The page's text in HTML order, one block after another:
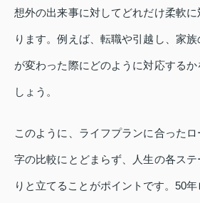
想外の出来事に対してどれだけ柔軟
ります。例えば、転職や引越し、家
が変わった際にどのように対応する
しょう。
このように、ライフプランに合った
字の比較にとどまらず、人生の各ス
りと立てることがポイントです。50